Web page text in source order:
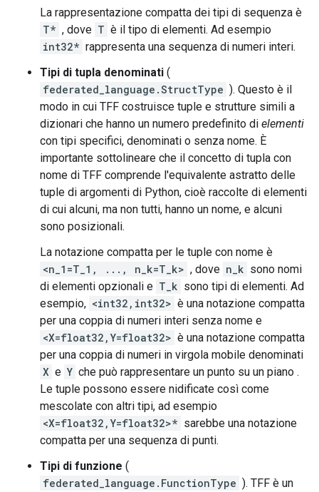
La rappresentazione compatta dei tipi di sequenza è
T* , dove T è il tipo di elementi. Ad esempio
int32* rappresenta una sequenza di numeri interi.
Tipi di tupla denominati (
federated_language.StructType ). Questo è il
modo in cui TFF costruisce tuple e strutture simili a
dizionari che hanno un numero predefinito di elementi
con tipi specifici, denominati o senza nome. È
importante sottolineare che il concetto di tupla con
nome di TFF comprende l'equivalente astratto delle
tuple di argomenti di Python, cioè raccolte di elementi
di cui alcuni, ma non tutti, hanno un nome, e alcuni
sono posizionali.
La notazione compatta per le tuple con nome è
<n_1=T_1, ..., n_k=T_k> , dove n_k sono nomi
di elementi opzionali e T_k sono tipi di elementi. Ad
esempio, <int32,int32> è una notazione compatta
per una coppia di numeri interi senza nome e
<X=float32,Y=float32> è una notazione compatta
per una coppia di numeri in virgola mobile denominati
X e Y che può rappresentare un punto su un piano .
Le tuple possono essere nidificate così come
mescolate con altri tipi, ad esempio
<X=float32,Y=float32>* sarebbe una notazione
compatta per una sequenza di punti.
Tipi di funzione (
federated_language.FunctionType ). TFF è un